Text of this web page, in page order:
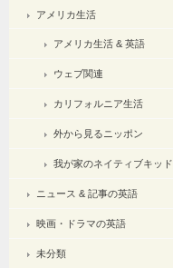
アメリカ生活
アメリカ生活 & 英語
ウェブ関連
カリフォルニア生活
外から見るニッポン
我が家のネイティブキッド
ニュース & 記事の英語
映画・ドラマの英語
未分類